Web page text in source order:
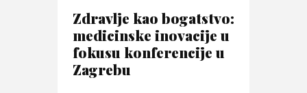
Zdravlje kao bogatstvo:
medicinske inovacije u
fokusu konferencije u
Zagrebu